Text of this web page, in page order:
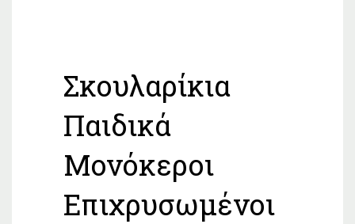
Σκουλαρίκια
Παιδικά
Μονόκεροι
Επιχρυσωμένοι